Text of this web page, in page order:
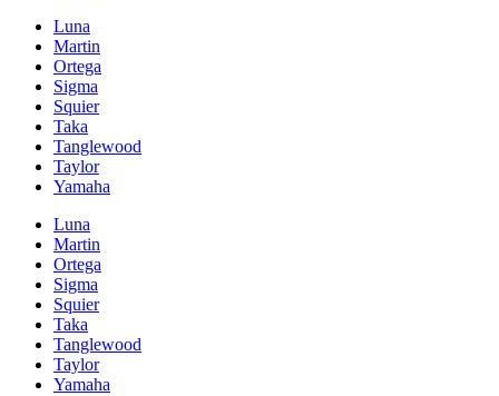
Luna
Martin
Ortega
Sigma
Squier
Taka
Tanglewood
Taylor
Yamaha
Luna
Martin
Ortega
Sigma
Squier
Taka
Tanglewood
Taylor
Yamaha